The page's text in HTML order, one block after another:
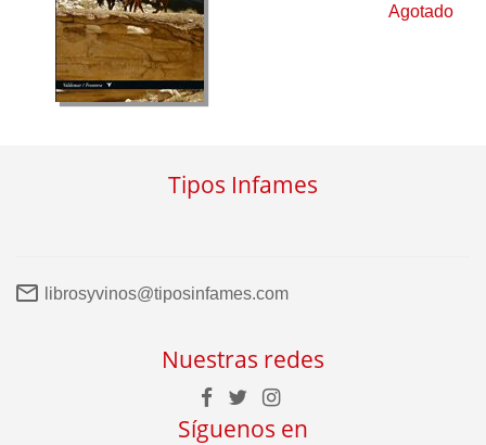
Agotado
Tipos Infames
librosyvinos@tiposinfames.com
Nuestras redes
Síguenos en